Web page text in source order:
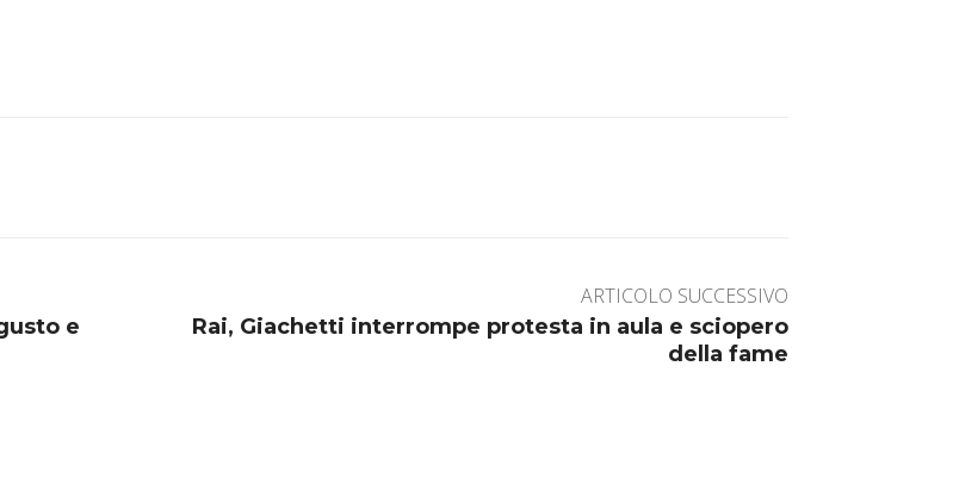
e
ARTICOLO SUCCESSIVO
Rai, Giachetti interrompe protesta in aula e sciopero
della fame